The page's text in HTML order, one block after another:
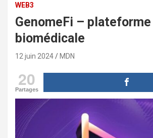
WEB3
GenomeFi – plateforme
biomédicale
12 juin 2024 MDN
20
Partages